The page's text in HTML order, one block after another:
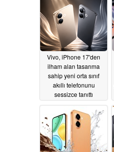
Vivo, iPhone 17'den
ilham alan tasarıma
sahip yeni orta sınıf
akıllı telefonunu
sessizce tanıttı